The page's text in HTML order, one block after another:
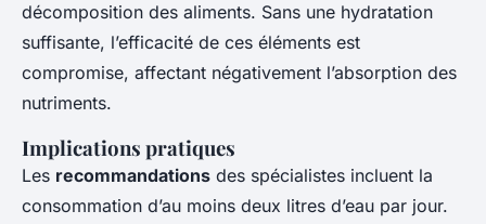
décomposition des aliments. Sans une hydratation
suffisante, l’efficacité de ces éléments est
compromise, affectant négativement l’absorption des
nutriments.
Implications pratiques
Les recommandations des spécialistes incluent la
consommation d’au moins deux litres d’eau par jour.